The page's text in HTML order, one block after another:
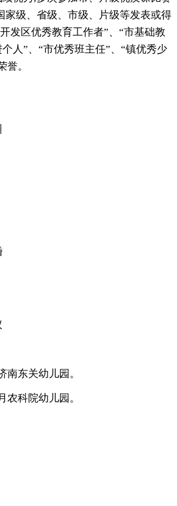
家级、省级、市级、片级等发表或得
发区优秀教育工作者”、“市基础教
人”、“市优秀班主任”、“镇优秀少
誉。
东关幼儿园。
科院幼儿园。